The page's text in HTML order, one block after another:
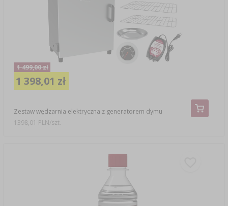
Zestaw wędzarnia elektryczna z generatorem dymu
1 499,00 zł
1 398,01 zł
1398,01 PLN/szt.